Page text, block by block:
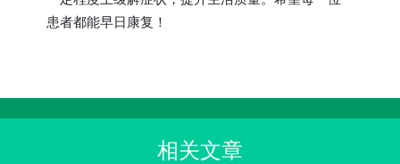
患者都能早日康复！
相关文章